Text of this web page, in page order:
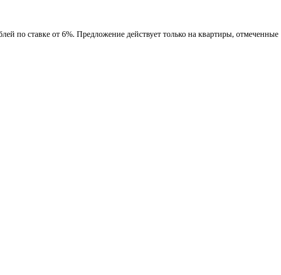
по ставке от 6%. Предложение действует только на квартиры, отмеченные